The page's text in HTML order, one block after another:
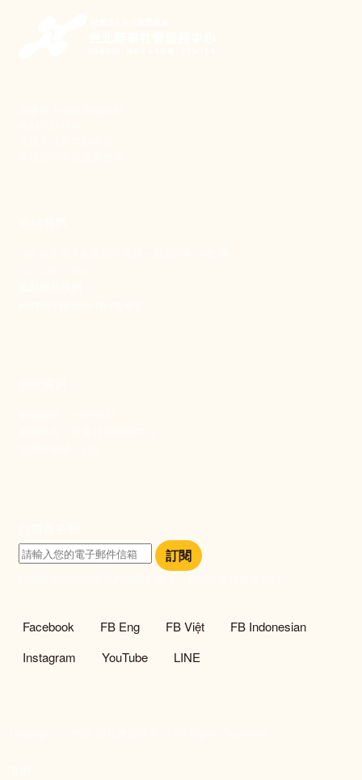
訂閱
社群選單
Facebook FB Eng FB Việt
FB Indonesian
Instagram
YouTube LINE